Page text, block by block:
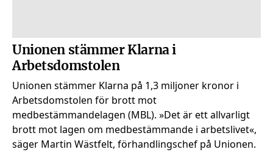
Unionen stämmer Klarna i
Arbetsdomstolen
Unionen stämmer Klarna på 1,3 miljoner kronor i
Arbetsdomstolen för brott mot
medbestämmandelagen (MBL). »Det är ett allvarligt
brott mot lagen om medbestämmande i arbetslivet«,
säger Martin Wästfelt, förhandlingschef på Unionen.